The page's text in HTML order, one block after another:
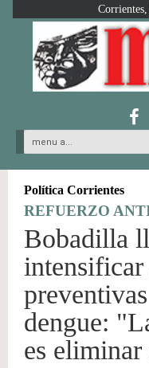
Política Corrientes
REFUERZO
Bobadilla
intensificar
dengue:
es